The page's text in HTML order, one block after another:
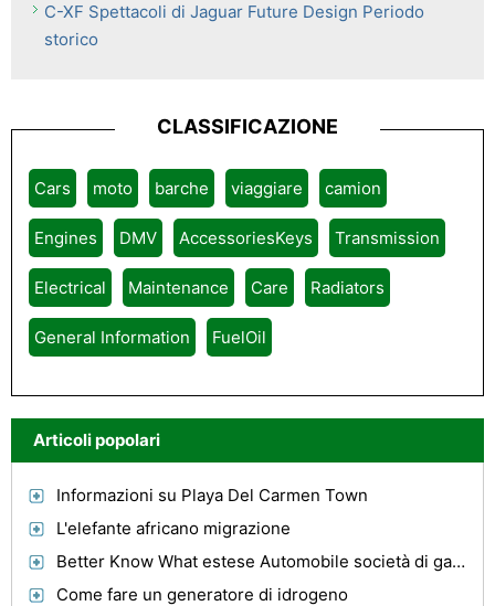
C-XF Spettacoli di Jaguar Future Design Periodo
storico
CLASSIFICAZIONE
Cars moto barche viaggiare camion
Engines DMV AccessoriesKeys Transmission
Electrical Maintenance Care Radiators
General Information FuelOil
Articoli popolari
Informazioni su Playa Del Carmen Town
L'elefante africano migrazione
Better Know What estese Automobile società di garanzia dovrebbe offrire
Come fare un generatore di idrogeno